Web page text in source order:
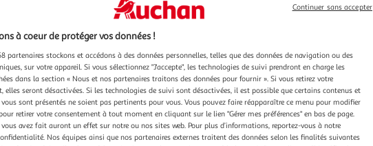
à coeur de protéger vos données !
partenaires stockons et accédons à des données personnelles, telles que des données de navigation ou des
sur votre appareil. Si vous sélectionnez "J'accepte", les technologies de suivi prendront en charge les
dans la section « Nous et nos partenaires traitons des données pour fournir ». Si vous retirez votre
elles seront désactivées. Si les technologies de suivi sont désactivées, il est possible que certains contenus et
sont présentés ne soient pas pertinents pour vous. Vous pouvez faire réapparaître ce menu pour modifier
retirer votre consentement à tout moment en cliquant sur le lien "Gérer mes préférences" en bas de page.
vous avez fait auront un effet sur notre ou nos sites web. Pour plus d’informations, reportez-vous à notre
Nos équipes ainsi que nos partenaires externes traitent des données selon les finalités suivantes
Continuer sans accepter